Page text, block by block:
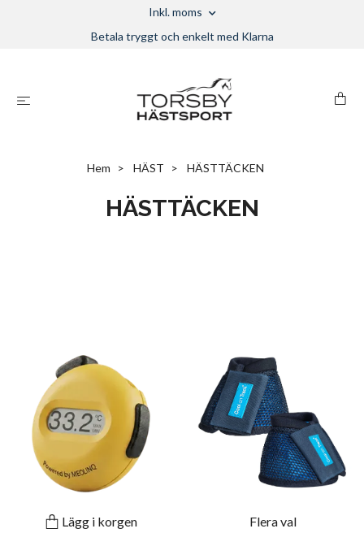
Inkl. moms
Betala tryggt och enkelt med Klarna
Hem HÄST HÄSTTÄCKEN
HÄSTTÄCKEN
Lägg i korgen Flera val